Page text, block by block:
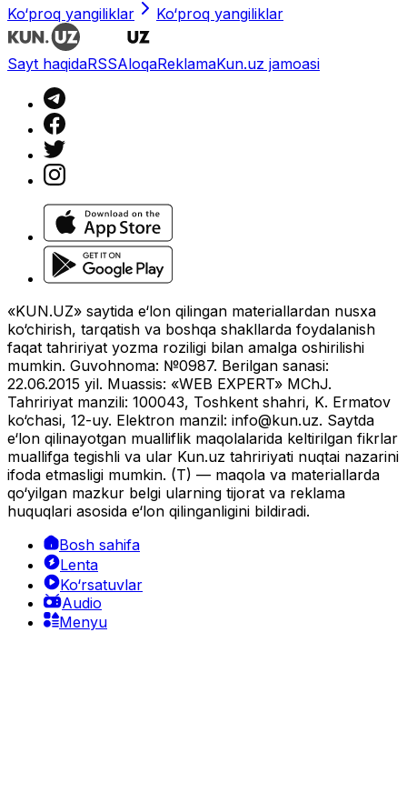
Ko‘proq yangiliklar Ko‘proq yangiliklar
Sayt haqidaRSSAloqaReklamaKun.uz jamoasi
«KUN.UZ» saytida e‘lon qilingan materiallardan nusxa
ko‘chirish, tarqatish va boshqa shakllarda foydalanish
faqat tahririyat yozma roziligi bilan amalga oshirilishi
mumkin. Guvohnoma: №0987. Berilgan sanasi:
22.06.2015 yil. Muassis: «WEB EXPERT» MChJ.
Tahririyat manzili: 100043, Toshkent shahri, K. Ermatov
ko‘chasi, 12-uy. Elektron manzil: info@kun.uz. Saytda
e‘lon qilinayotgan mualliflik maqolalarida keltirilgan fikrlar
muallifga tegishli va ular Kun.uz tahririyati nuqtai nazarini
ifoda etmasligi mumkin. (T) — maqola va materiallarda
qo‘yilgan mazkur belgi ularning tijorat va reklama
huquqlari asosida e‘lon qilinganligini bildiradi.
Bosh sahifa
Lenta
Ko‘rsatuvlar
Audio
Menyu